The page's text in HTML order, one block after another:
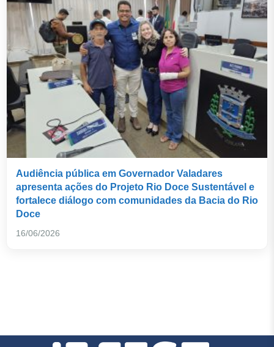
Audiência pública em Governador Valadares
apresenta ações do Projeto Rio Doce Sustentável e
fortalece diálogo com comunidades da Bacia do Rio
Doce
16/06/2026